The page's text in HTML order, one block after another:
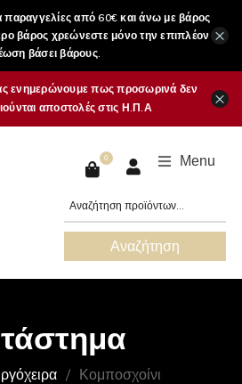
παραγγελίες από 60€ και άνω με βάρος
βάρος χρεώνεστε μόνο την επιπλέον
βάσει βάρους.
×
ενημερώνουμε πως προσωρινά δεν
αποστολές στις Η.Π.Α
×
0 Menu
Αναζήτηση
Κομποσχοίνι